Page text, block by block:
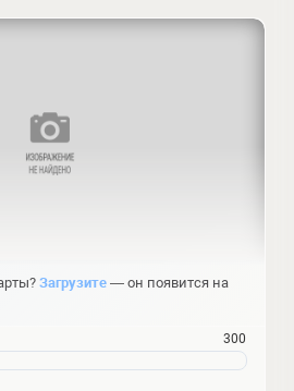
Загрузите — он появится на
300